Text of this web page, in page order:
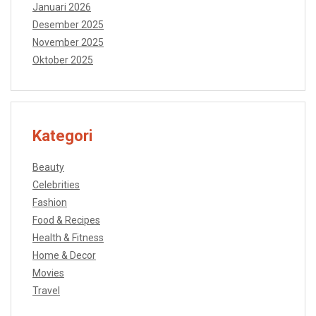
Januari 2026
Desember 2025
November 2025
Oktober 2025
Kategori
Beauty
Celebrities
Fashion
Food & Recipes
Health & Fitness
Home & Decor
Movies
Travel